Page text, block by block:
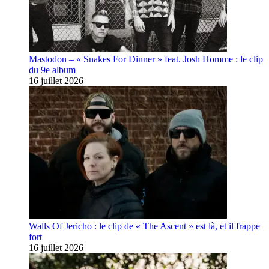
Mastodon – « Snakes For Dinner » feat. Josh Homme : le clip
du 9e album
16 juillet 2026
Walls Of Jericho : le clip de « The Ascent » est là, et il frappe
fort
16 juillet 2026